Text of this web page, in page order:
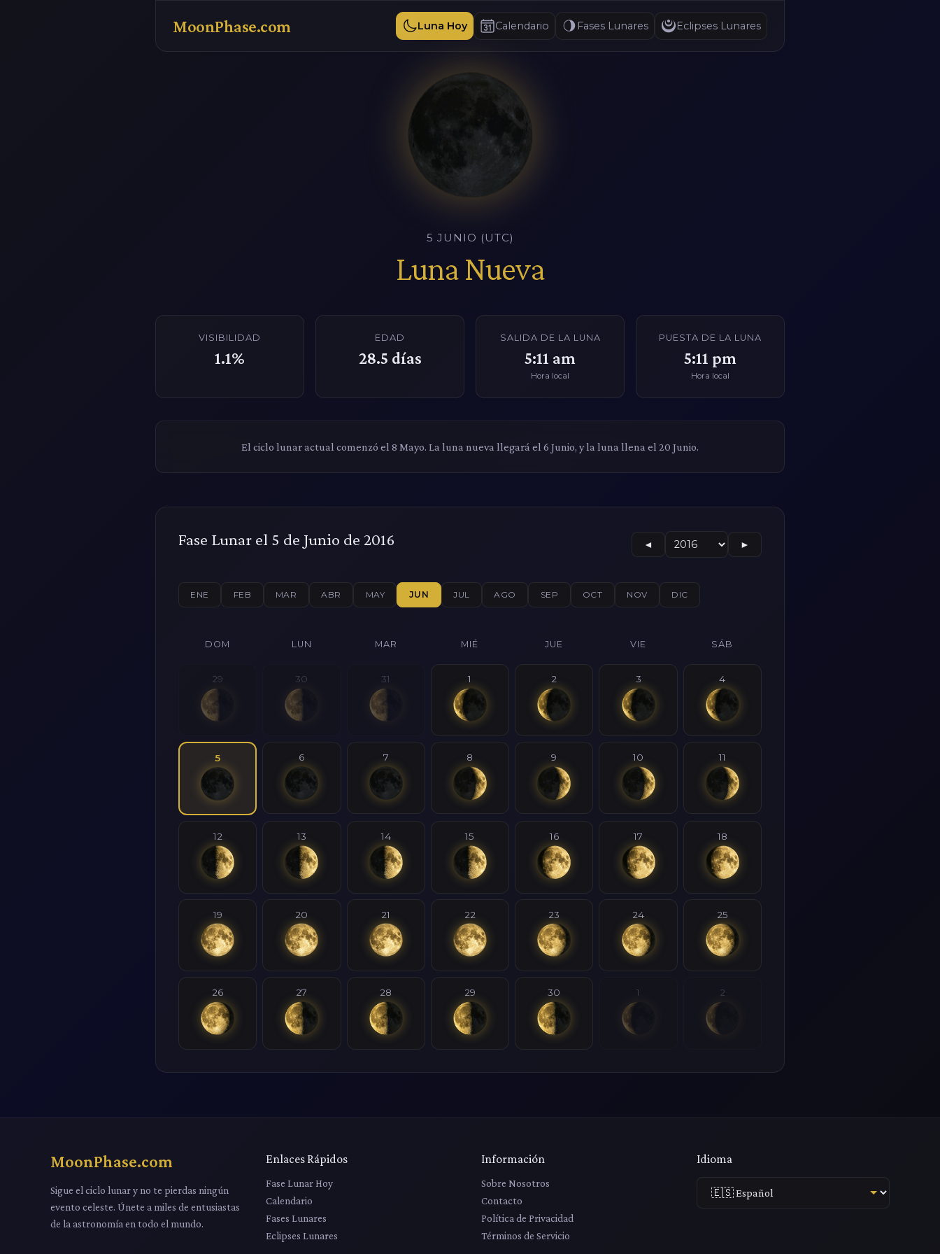
MoonPhase.com Luna Hoy Calendario Fases Lunares Eclipses Lunares
5 JUNIO (UTC)
Luna Nueva
VISIBILIDAD
1.1%
EDAD
28.5 días
SALIDA DE LA LUNA
5:11 am
Hora local
PUESTA DE LA LUNA
5:11 pm
Hora local
El ciclo lunar actual comenzó el 8 Mayo. La luna nueva llegará el 6 Junio, y la luna llena el 20 Junio.
Fase Lunar el 5 de Junio de 2016 ◄ ►
ENE FEB MAR ABR MAY JUN JUL AGO SEP OCT NOV DIC
DOM LUN MAR MIÉ JUE VIE SÁB
29 30 31 1 2 3 4
5 6 7 8 9 10 11
12 13 14 15 16 17 18
19 20 21 22 23 24 25
26 27 28 29 30 1 2
MoonPhase.com
Sigue el ciclo lunar y no te pierdas ningún
evento celeste. Únete a miles de entusiastas
de la astronomía en todo el mundo.
Enlaces Rápidos
Fase Lunar Hoy
Calendario
Fases Lunares
Eclipses Lunares
Información
Sobre Nosotros
Contacto
Política de Privacidad
Términos de Servicio
Idioma